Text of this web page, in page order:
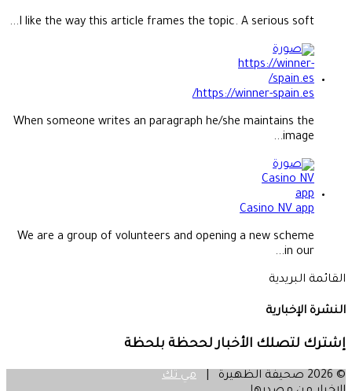
I like the way this article frames the topic. A serious soft...
https://winner-spain.es/
When someone writes an paragraph he/she maintains the
image...
Casino NV app
We are a group of volunteers and opening a new scheme
in our...
القائمة البريدية
النشرة الإخبارية
إشترك لتصلك الأخبار لححظة بلحظة
© 2026 صحيفة الظهيرة |
مي تك